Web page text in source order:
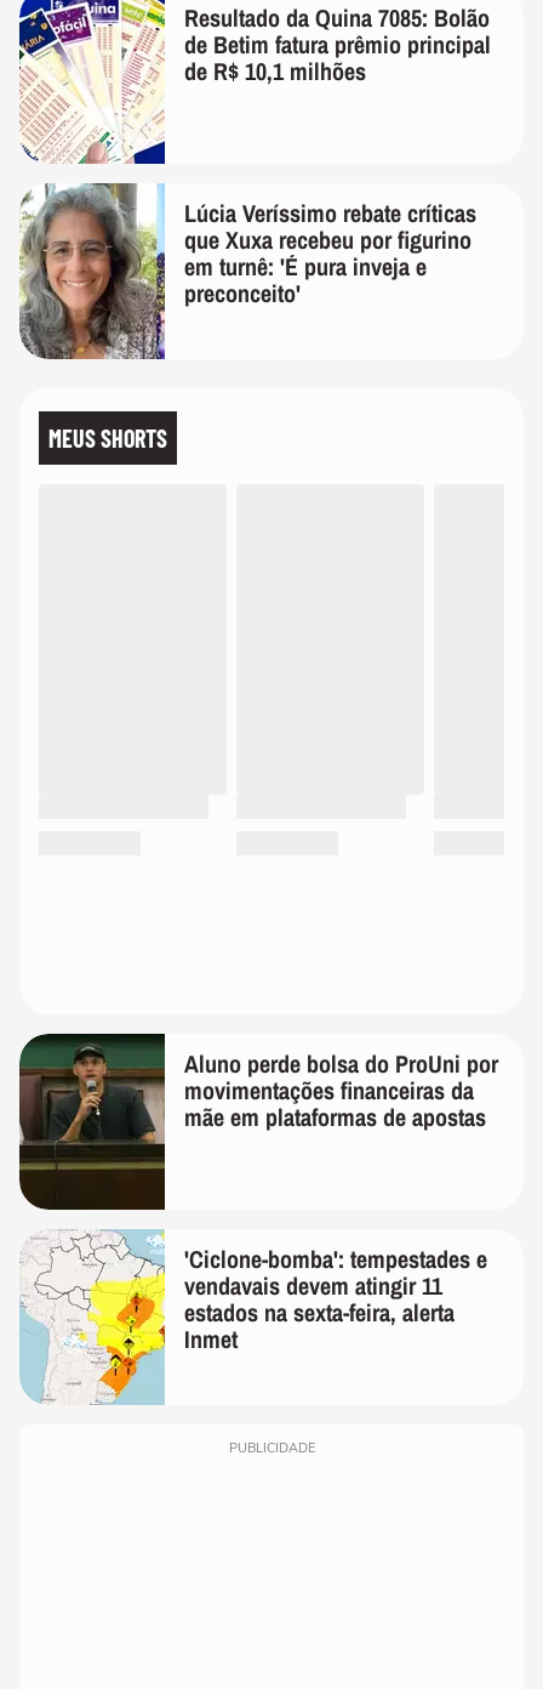
Resultado da Quina 7085: Bolão
de Betim fatura prêmio principal
de R$ 10,1 milhões
Lúcia Veríssimo rebate críticas
que Xuxa recebeu por figurino
em turnê: 'É pura inveja e
preconceito'
MEUS SHORTS
Aluno perde bolsa do ProUni por
movimentações financeiras da
mãe em plataformas de apostas
'Ciclone-bomba': tempestades e
vendavais devem atingir 11
estados na sexta-feira, alerta
Inmet
PUBLICIDADE